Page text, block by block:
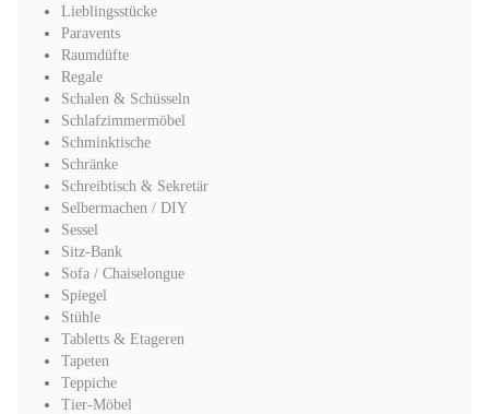
Lieblingsstücke
Paravents
Raumdüfte
Regale
Schalen & Schüsseln
Schlafzimmermöbel
Schminktische
Schränke
Schreibtisch & Sekretär
Selbermachen / DIY
Sessel
Sitz-Bank
Sofa / Chaiselongue
Spiegel
Stühle
Tabletts & Etageren
Tapeten
Teppiche
Tier-Möbel